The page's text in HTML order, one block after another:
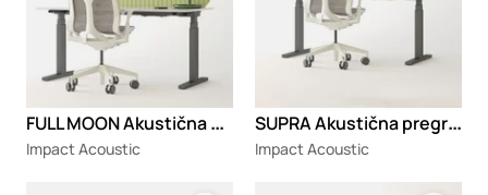
F
ULL MOON Akustična pregrada za radni sto
Impact Acoustic
S
UPRA Akustična pregrada za radni sto
Impact Acoustic